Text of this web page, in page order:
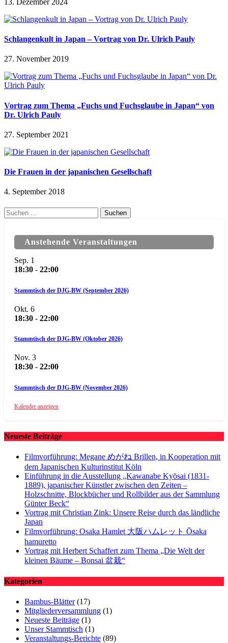
Schlangenkult in Japan – Vortrag von Dr. Ulrich Pauly
27. November 2019
Vortrag zum Thema „Fuchs und Fuchsglaube in Japan“ von
Dr. Ulrich Pauly
27. September 2021
Die Frauen in der japanischen Gesellschaft
4. September 2018
Suchen
nach:
Anstehende Veranstaltungen
Sep. 1
18:30 - 22:00
Stammtisch der DJG-BW (September 2026)
Okt. 6
18:30 - 22:00
Stammtisch der DJG-BW (Oktober 2026)
Nov. 3
18:30 - 22:00
Stammtisch der DJG-BW (November 2026)
Kalender anzeigen
Neueste Beiträge
Filmvorführung: Megane めがね Brillen, in Kooperation mit
dem Japanischen Kulturinstitut Köln
Einführung in die Ausstellung „Kawanabe Kyōsai (1831-
1889), japanischer Künstler zwischen den Zeiten –
Holzschnitte, Blockbücher und Rollbilder aus der Sammlung
Günter Beck“
Vortrag mit Christian Zink: Unsere Reise durch das ländliche
Japan
Filmvorführung: Osaka Hamlet 大阪ハムレット Ōsaka
hamuretto
Vortrag mit Herbert Schaffert zum Thema „Die Welt der
kleinen Bäume – Bonsai 盆栽“
Kategorien
Bambus-Blätter(17)
Mitgliederversammlung (1)
Neueste Beiträge (1)
Unser Stammtisch (1)
Veranstaltungs-Berichte (89)